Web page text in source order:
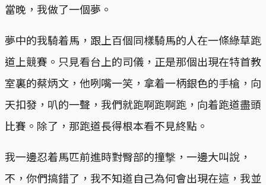
當晚，我做了一個夢。
夢中的我騎着馬，跟上百個同樣騎馬的人在一條綠草跑
道上競賽。只見看台上的司儀，正是那個出現在特首教
室裏的蔡炳文，他咧嘴一笑，拿着一柄銀色的手槍，向
天扣發，叭的一聲，我們就跑啊跑啊跑，向着跑道盡頭
比賽。除了，那跑道長得根本看不見終點。
我一邊忍着馬匹前進時對臀部的撞撃，一邊大叫說，
不，你們搞錯了，我不知道自己為何會出現在這，我並